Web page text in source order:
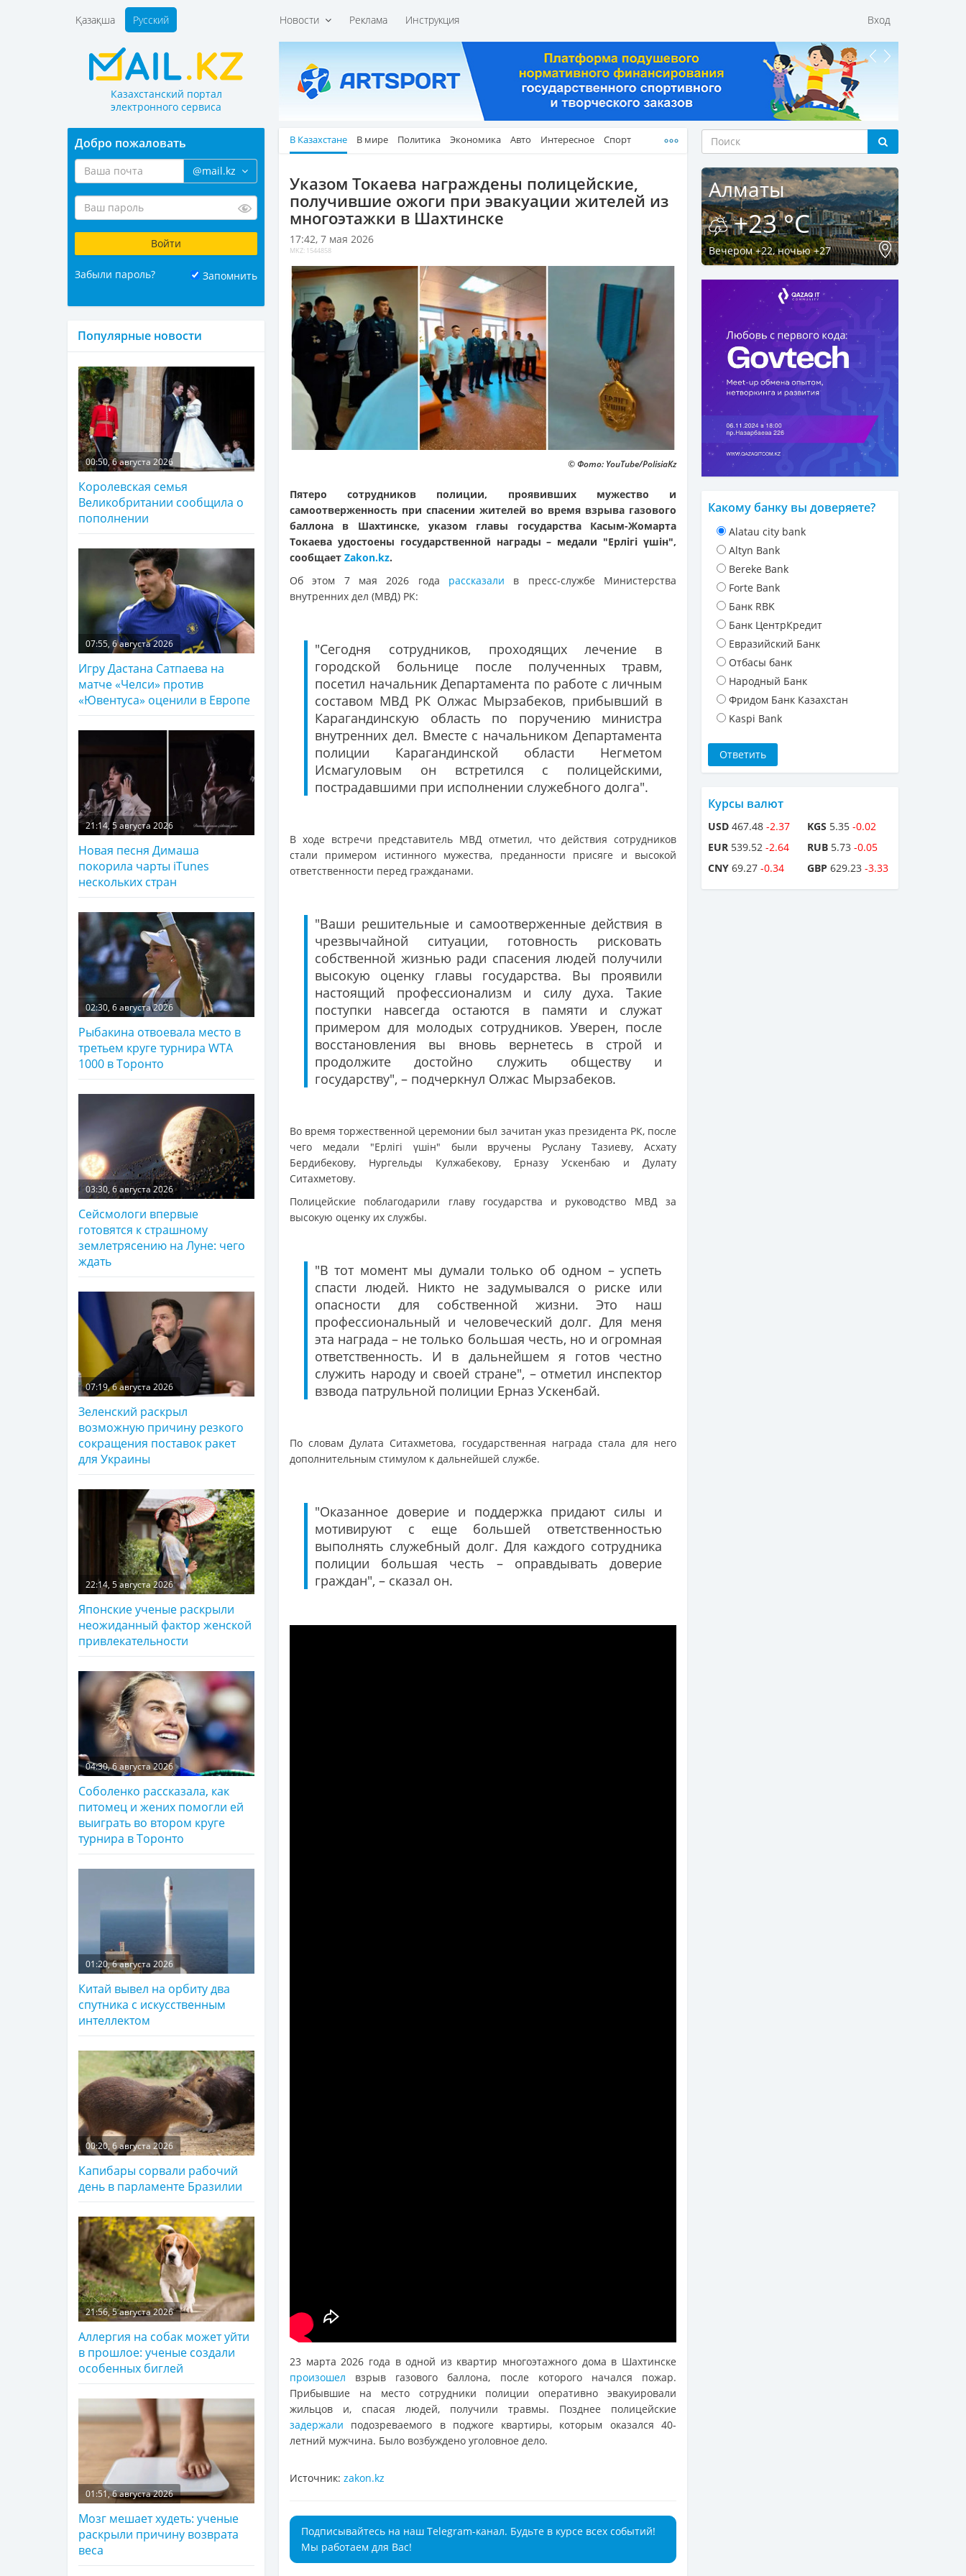
Новости Реклама Инструкция Вход
Қазақша Русский
Казахстанский портал
электронного сервиса
В Казахстане В мире Политика Экономика Авто Интересное Спорт
Указом Токаева награждены полицейские,
получившие ожоги при эвакуации жителей из
многоэтажки в Шахтинске
17:42, 7 мая 2026
MKZ: 1544858
© Фото: YouTube/PolisiaKz
Пятеро сотрудников полиции, проявивших мужество и
самоотверженность при спасении жителей во время взрыва газового
баллона в Шахтинске, указом главы государства Касым-Жомарта
Токаева удостоены государственной награды – медали "Ерлігі үшін",
сообщает Zakon.kz.
Об этом 7 мая 2026 года рассказали в пресс-службе Министерства
внутренних дел (МВД) РК:
"Сегодня сотрудников, проходящих лечение в
городской больнице после полученных травм,
посетил начальник Департамента по работе с личным
составом МВД РК Олжас Мырзабеков, прибывший в
Карагандинскую область по поручению министра
внутренних дел. Вместе с начальником Департамента
полиции Карагандинской области Негметом
Исмагуловым он встретился с полицейскими,
пострадавшими при исполнении служебного долга".
В ходе встречи представитель МВД отметил, что действия сотрудников
стали примером истинного мужества, преданности присяге и высокой
ответственности перед гражданами.
"Ваши решительные и самоотверженные действия в
чрезвычайной ситуации, готовность рисковать
собственной жизнью ради спасения людей получили
высокую оценку главы государства. Вы проявили
настоящий профессионализм и силу духа. Такие
поступки навсегда остаются в памяти и служат
примером для молодых сотрудников. Уверен, после
восстановления вы вновь вернетесь в строй и
продолжите достойно служить обществу и
государству", – подчеркнул Олжас Мырзабеков.
Во время торжественной церемонии был зачитан указ президента РК, после
чего медали "Ерлігі үшін" были вручены Руслану Тазиеву, Асхату
Бердибекову, Нургельды Кулжабекову, Ерназу Ускенбаю и Дулату
Ситахметову.
Полицейские поблагодарили главу государства и руководство МВД за
высокую оценку их службы.
"В тот момент мы думали только об одном – успеть
спасти людей. Никто не задумывался о риске или
опасности для собственной жизни. Это наш
профессиональный и человеческий долг. Для меня
эта награда – не только большая честь, но и огромная
ответственность. И в дальнейшем я готов честно
служить народу и своей стране", – отметил инспектор
взвода патрульной полиции Ерназ Ускенбай.
По словам Дулата Ситахметова, государственная награда стала для него
дополнительным стимулом к дальнейшей службе.
"Оказанное доверие и поддержка придают силы и
мотивируют с еще большей ответственностью
выполнять служебный долг. Для каждого сотрудника
полиции большая честь – оправдывать доверие
граждан", – сказал он.
23 марта 2026 года в одной из квартир многоэтажного дома в Шахтинске
произошел взрыв газового баллона, после которого начался пожар.
Прибывшие на место сотрудники полиции оперативно эвакуировали
жильцов и, спасая людей, получили травмы. Позднее полицейские
задержали подозреваемого в поджоге квартиры, которым оказался 40-
летний мужчина. Было возбуждено уголовное дело.
Источник: zakon.kz
Подписывайтесь на наш Telegram-канал. Будьте в курсе всех событий!
Мы работаем для Вас!
Добро пожаловать
@mail.kz
Забыли пароль? Запомнить
Популярные новости
00:50, 6 августа 2026
Королевская семья
Великобритании сообщила о
пополнении
07:55, 6 августа 2026
Игру Дастана Сатпаева на
матче «Челси» против
«Ювентуса» оценили в Европе
21:14, 5 августа 2026
Новая песня Димаша
покорила чарты iTunes
нескольких стран
02:30, 6 августа 2026
Рыбакина отвоевала место в
третьем круге турнира WTA
1000 в Торонто
03:30, 6 августа 2026
Сейсмологи впервые
готовятся к страшному
землетрясению на Луне: чего
ждать
07:19, 6 августа 2026
Зеленский раскрыл
возможную причину резкого
сокращения поставок ракет
для Украины
22:14, 5 августа 2026
Японские ученые раскрыли
неожиданный фактор женской
привлекательности
04:30, 6 августа 2026
Соболенко рассказала, как
питомец и жених помогли ей
выиграть во втором круге
турнира в Торонто
01:20, 6 августа 2026
Китай вывел на орбиту два
спутника с искусственным
интеллектом
00:20, 6 августа 2026
Капибары сорвали рабочий
день в парламенте Бразилии
21:56, 5 августа 2026
Аллергия на собак может уйти
в прошлое: ученые создали
особенных биглей
01:51, 6 августа 2026
Мозг мешает худеть: ученые
раскрыли причину возврата
веса
Алматы
+23 °C
Вечером +22, ночью +27
Какому банку вы доверяете?
Alatau city bank
Altyn Bank
Bereke Bank
Forte Bank
Банк RBK
Банк ЦентрКредит
Евразийский Банк
Отбасы банк
Народный Банк
Фридом Банк Казахстан
Kaspi Bank
Курсы валют
USD 467.48 -2.37
EUR 539.52 -2.64
CNY 69.27 -0.34
KGS 5.35 -0.02
RUB 5.73 -0.05
GBP 629.23 -3.33